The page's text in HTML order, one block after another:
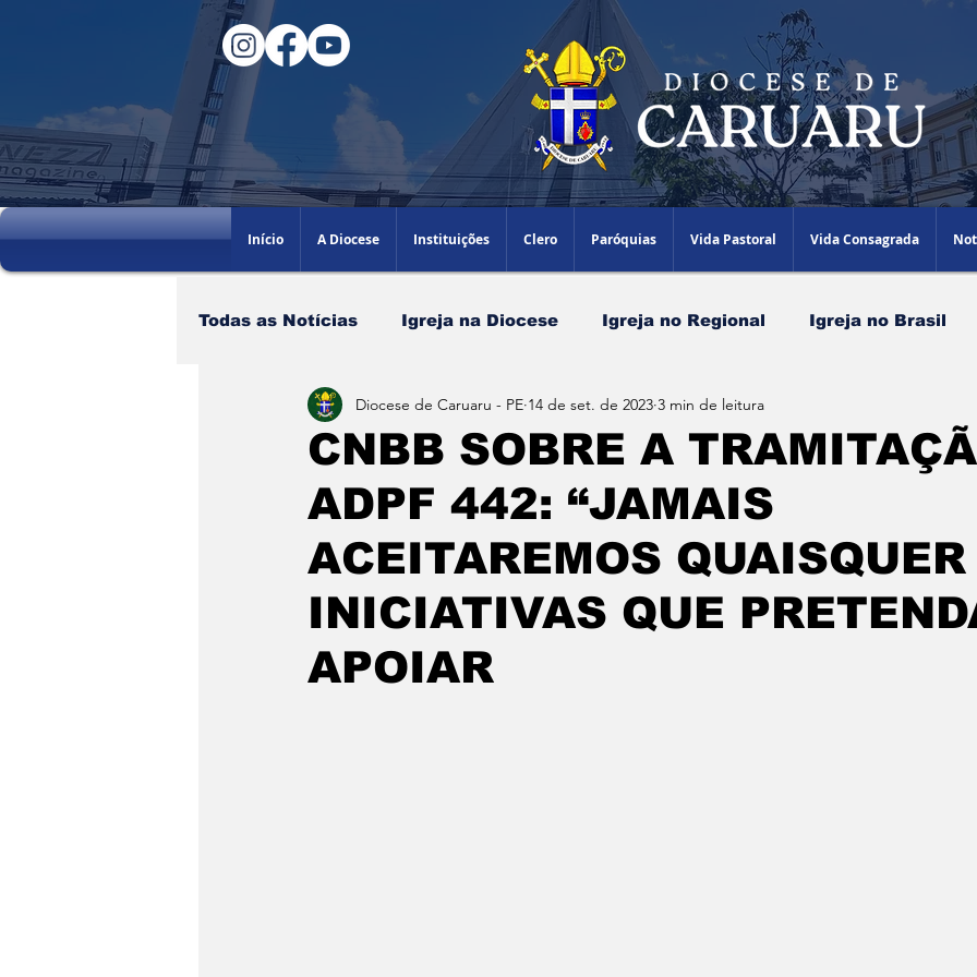
Início A Diocese Instituições Clero Paróquias Vida Pastoral Vida Consagrada
Todas as Notícias Igreja na Diocese Igreja no Regional Igreja no Brasil
Santo do dia 60AGB Papa Leão XIV Agenda Episcopal
CNBB SOBRE A
ADPF 442: “JAMAIS
ACEITAREMOS QUAISQUER
INICIATIVAS QUE
APOIAR
Diocese de Caruaru - PE 14 de set. de 2023 3 min de leitura